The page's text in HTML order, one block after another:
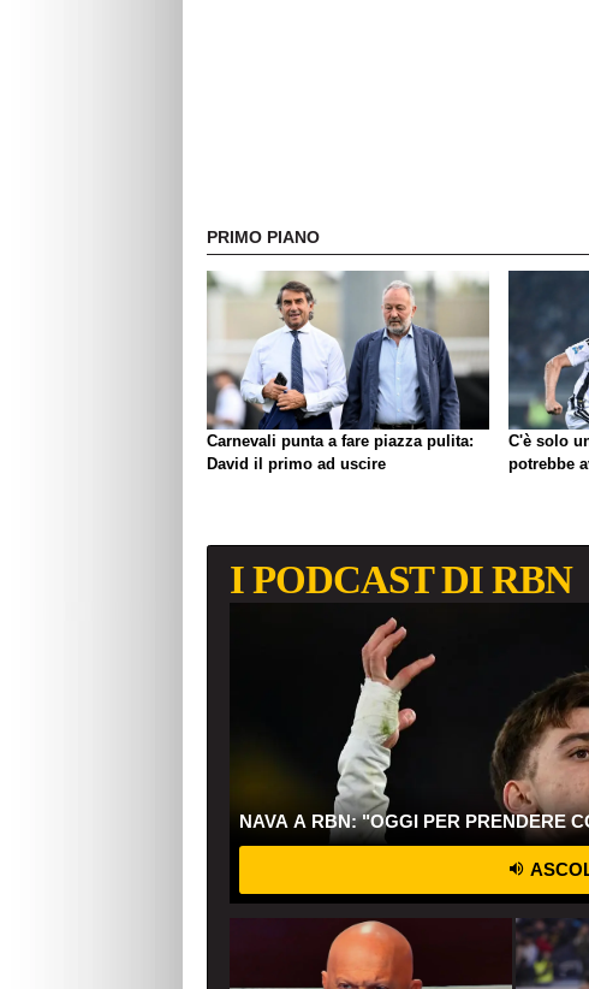
PRIMO PIANO
Carnevali punta a fare piazza pulita:
David il primo ad uscire
C'è solo
potrebbe
I PODCAST DI RBN
NAVA A RBN: "OGGI PER PRENDERE